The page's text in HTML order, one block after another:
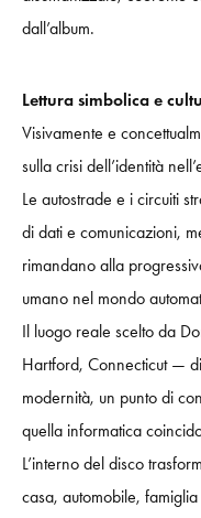
dall’album.
Lettura simbolica e
Visivamente e
sulla crisi dell’identità
Le autostrade e i circuiti
di dati e comunicazioni,
rimandano alla
umano nel mondo
Il luogo reale scelto da
Hartford, Connecticut —
modernità, un punto di
quella informatica
L’interno del disco
casa, automobile,